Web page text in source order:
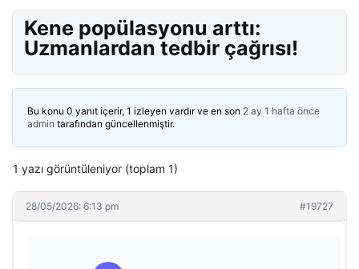
Kene popülasyonu arttı:
Uzmanlardan tedbir çağrısı!
Bu konu 0 yanıt içerir, 1 izleyen vardır ve en son 2 ay 1 hafta önce
admin tarafından güncellenmiştir.
1 yazı görüntüleniyor (toplam 1)
28/05/2026: 6:13 pm #19727